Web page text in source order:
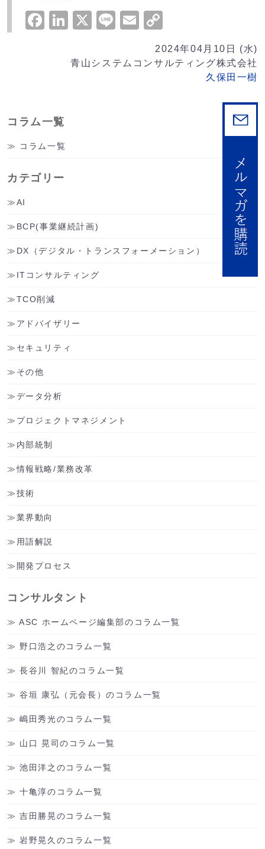
Facebook
LinkedIn
X LineEmail
Link
2024年04月10日 (水)
青山システムコンサルティング株式会社
久保田一樹
コラム一覧
コラム一覧
カテゴリー
AI
BCP(事業継続計画)
DX（デジタル・トランスフォーメーション）
ITコンサルティング
TCO削減
アドバイザリー
セキュリティ
その他
データ分析
プロジェクトマネジメント
内部統制
情報戦略/業務改革
技術
業界動向
用語解説
開発プロセス
コンサルタント
ASC ホームページ編集部のコラム一覧
野口浩之のコラム一覧
長谷川 智紀のコラム一覧
谷垣 康弘（元会長）のコラム一覧
嶋田秀光のコラム一覧
山口 晃司のコラム一覧
池田洋之のコラム一覧
十亀淳のコラム一覧
吉田勝晃のコラム一覧
岩野晃久のコラム一覧